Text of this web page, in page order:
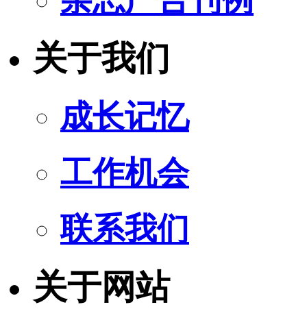
关于我们
成长记忆
工作机会
联系我们
关于网站